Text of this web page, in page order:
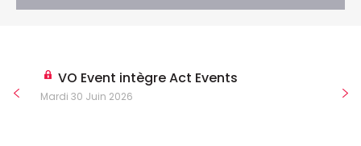
VO Event intègre Act Events
Mardi 30 Juin 2026